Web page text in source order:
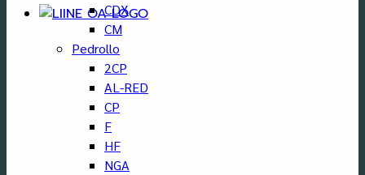
CDX
CM
Pedrollo
2CP
AL-RED
CP
F
HF
NGA